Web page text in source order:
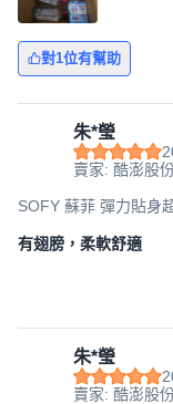
對1位有幫助
朱*瑩
賣家: 酷澎股
SOFY 蘇菲 彈力貼身
有翅膀，柔軟舒適
朱*瑩
賣家: 酷澎股